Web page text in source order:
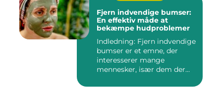
Fjern indvendige bumser:
En effektiv måde at
bekæmpe hudproblemer
Indledning: Fjern indvendige
bumser er et emne, der
interesserer mange
mennesker, især dem der